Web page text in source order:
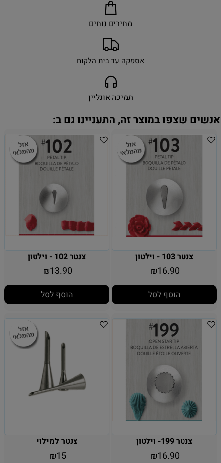
מחירים נוחים
אספקה עד בית הלקוח
תמיכה אונליין
אנשים שצפו במוצר זה, התעניינו גם ב:
צנטר 103 - וילטון
₪16.90
הוסף לסל
צנטר 102 - וילטון
₪13.90
הוסף לסל
צנטר 199- וילטון
₪16.90
צנטר למילוי
₪15